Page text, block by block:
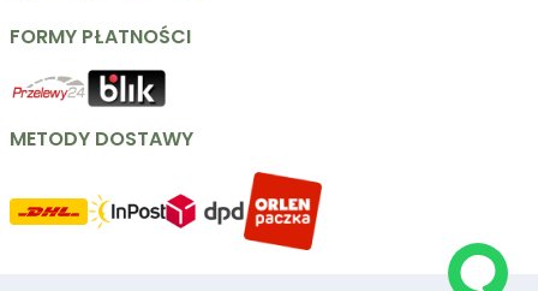
FORMY PŁATNOŚCI
METODY DOSTAWY